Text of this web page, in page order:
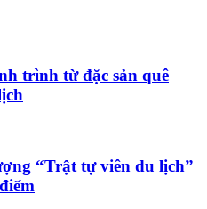
trình từ đặc sản quê
“Trật tự viên du lịch”